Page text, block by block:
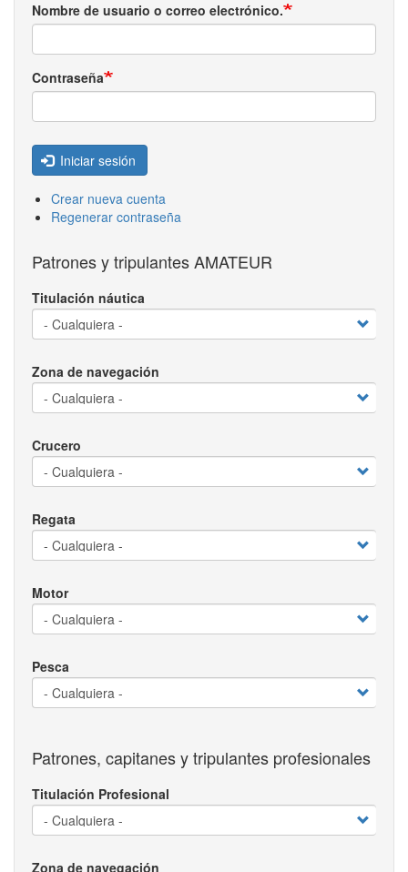
Nombre de usuario o correo electrónico.
Contraseña
Iniciar sesión
Crear nueva cuenta
Regenerar contraseña
Patrones y tripulantes AMATEUR
Titulación náutica
Zona de navegación
Crucero
Regata
Motor
Pesca
Patrones, capitanes y tripulantes profesionales
Titulación Profesional
Zona de navegación